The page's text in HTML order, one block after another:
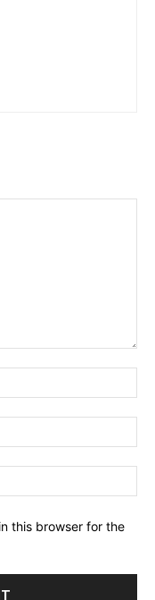
this browser for the